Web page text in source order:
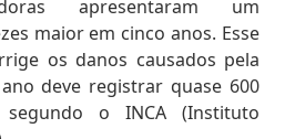
apresentaram um
maior em cinco anos. Esse
os danos causados pela
deve registrar quase 600
o INCA (Instituto